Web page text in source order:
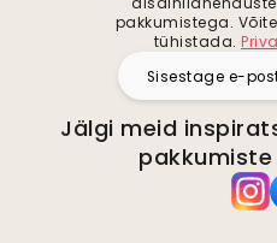
pakkumistega.
tühistada.
Jälgi meid